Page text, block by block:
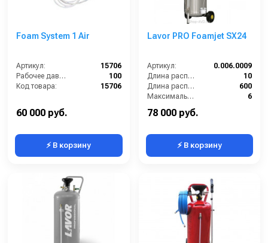
Foam System 1 Air
Артикул:
15706
Рабочее давление (бар):
100
Код товара:
15706
60 000 руб.
⚡ В корзину
Lavor PRO Foamjet SX24
Артикул:
0.006.0009
Длина распылительного шланга (м):
10
Длина распылителя (мм):
600
Максимальное давление на выходе (бар):
6
Объём бака / ресивера (л):
78 000 руб.
⚡ В корзину